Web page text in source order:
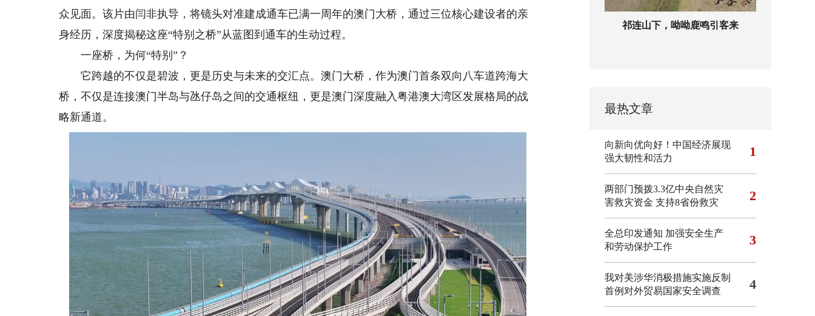
众见面。该片由闫非执导，将镜头对准建成通车已满一周年的澳门大桥，通过三位核心建设者的亲
身经历，深度揭秘这座“特别之桥”从蓝图到通车的生动过程。
一座桥，为何“特别”？
它跨越的不仅是碧波，更是历史与未来的交汇点。澳门大桥，作为澳门首条双向八车道跨海大
桥，不仅是连接澳门半岛与氹仔岛之间的交通枢纽，更是澳门深度融入粤港澳大湾区发展格局的战
略新通道。
祁连山下，呦呦鹿鸣引客来
最热文章
向新向优向好！中国经济展现
强大韧性和活力
1
两部门预拨3.3亿中央自然灾
害救灾资金 支持8省份救灾
2
全总印发通知 加强安全生产
和劳动保护工作
3
我对美涉华消极措施实施反制
首例对外贸易国家安全调查
4